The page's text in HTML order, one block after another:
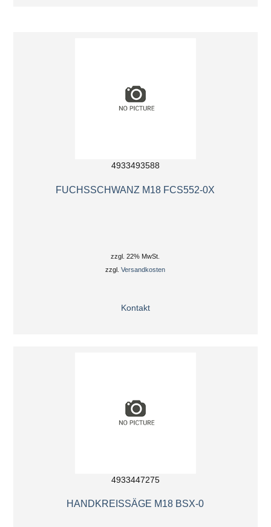
4933493588
FUCHSSCHWANZ M18 FCS552-0X
zzgl. 22% MwSt.
zzgl.Versandkosten
Kontakt
4933447275
HANDKREISSÄGE M18 BSX-0